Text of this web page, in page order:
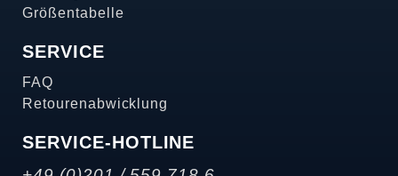
Größentabelle
SERVICE
FAQ
Retourenabwicklung
SERVICE-HOTLINE